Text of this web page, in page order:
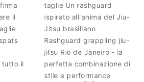
il
tutto il
taglie Un rashguard
ispirato all'anima del Jiu-
Jitsu brasiliano
Rashguard grappling jiu-
jitsu Rio de Janeiro - la
perfetta combinazione di
stile e performance